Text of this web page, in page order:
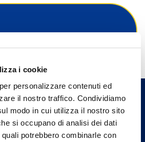
i cookie
personalizzare contenuti ed
il nostro traffico. Condividiamo
modo in cui utilizza il nostro sito
si occupano di analisi dei dati
potrebbero combinarle con
più vicina a te e parla con